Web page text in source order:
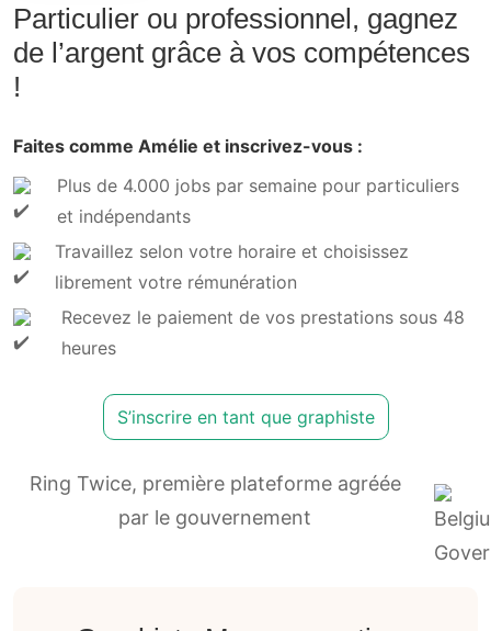
Particulier ou professionnel, gagnez
de l’argent grâce à vos compétences
!
Faites comme Amélie et inscrivez-vous :
Plus de 4.000 jobs par semaine pour particuliers
et indépendants
Travaillez selon votre horaire et choisissez
librement votre rémunération
Recevez le paiement de vos prestations sous 48
heures
S’inscrire en tant que graphiste
Ring Twice, première plateforme agréée
par le gouvernement